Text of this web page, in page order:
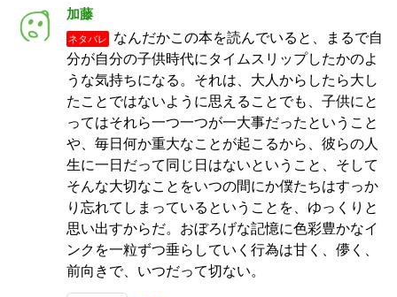
加藤
ネタバレ
なんだかこの本を読んでいると、まるで自
分が自分の子供時代にタイムスリップしたかのよ
うな気持ちになる。それは、大人からしたら大し
たことではないように思えることでも、子供にと
ってはそれら一つ一つが一大事だったということ
や、毎日何か重大なことが起こるから、彼らの人
生に一日だって同じ日はないということ、そして
そんな大切なことをいつの間にか僕たちはすっか
り忘れてしまっているということを、ゆっくりと
思い出すからだ。おぼろげな記憶に色彩豊かなイ
ンクを一粒ずつ垂らしていく行為は甘く、儚く、
前向きで、いつだって切ない。